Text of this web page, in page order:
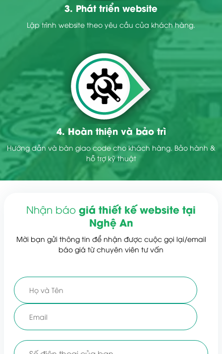
3. Phát triển website
Lập trình website theo yêu cầu của khách hàng.
4. Hoàn thiện và bảo trì
Hướng dẫn và bàn giao code cho khách hàng. Bảo hành &
hỗ trợ kỹ thuật
Nhận báo giá thiết kế website tại
Nghệ An
Mời bạn gửi thông tin để nhận được cuộc gọi lại/email
báo giá từ chuyên viên tư vấn